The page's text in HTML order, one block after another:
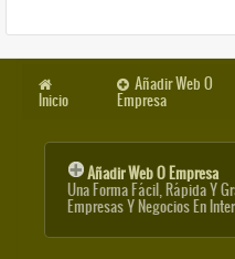
Inicio
Añadir Web O
Empresa
Añadir Web O Empresa
Una Forma Fácil, Rápida Y
Empresas Y Negocios En